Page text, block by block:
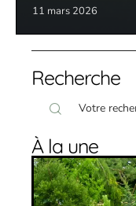
11 mars 2026
Recherche
À la une